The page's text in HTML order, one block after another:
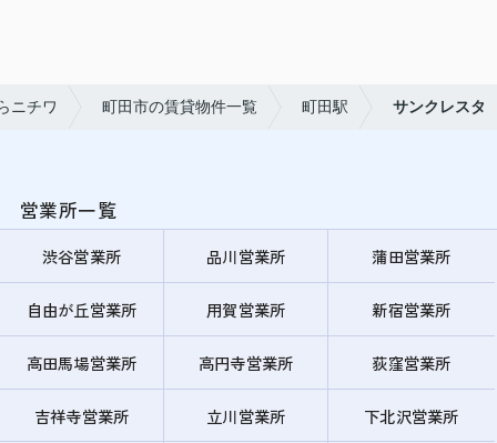
ニチワ 町田市の賃貸物件一覧 町田駅 サンクレスタ
営業所一覧
渋谷営業所 品川営業所 蒲田営業所
自由が丘営業所 用賀営業所 新宿営業所
高田馬場営業所 高円寺営業所 荻窪営業所
吉祥寺営業所 立川営業所 下北沢営業所